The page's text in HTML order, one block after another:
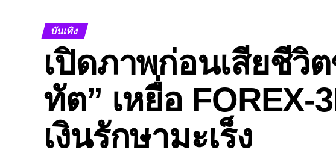
บันเทิง
เปิดภาพก่อนเสียชีวิ
ทัต” เหยื่อ FOREX-
เงินรักษามะเร็ง